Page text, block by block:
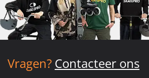
Vragen? Contacteer ons